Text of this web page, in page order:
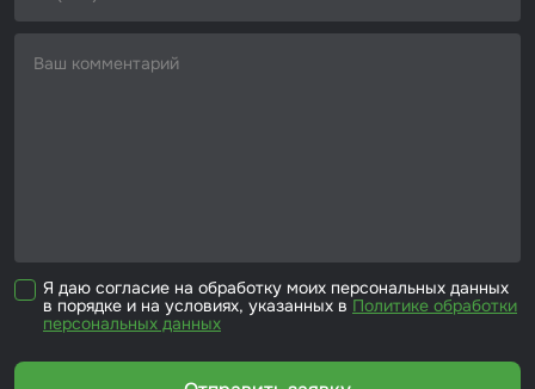
Я даю согласие на обработку моих персональных данных
в порядке и на условиях, указанных в Политике обработки
персональных данных